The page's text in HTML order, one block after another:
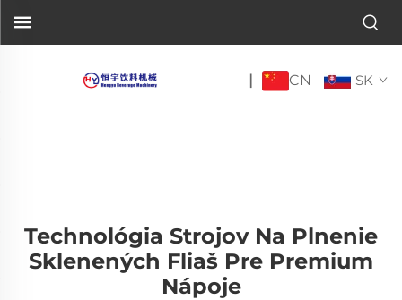
| CN SK
Technológia Strojov Na Plnenie
Sklenených Fliaš Pre Premium
Nápoje